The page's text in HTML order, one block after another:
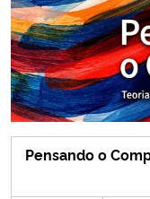
Advocacia-Geral da União
Banco Central do Brasil
Planalto
Pensando o